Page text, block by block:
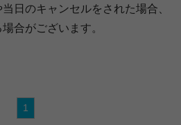
日のキャンセルをされた場合、
合がございます。
1